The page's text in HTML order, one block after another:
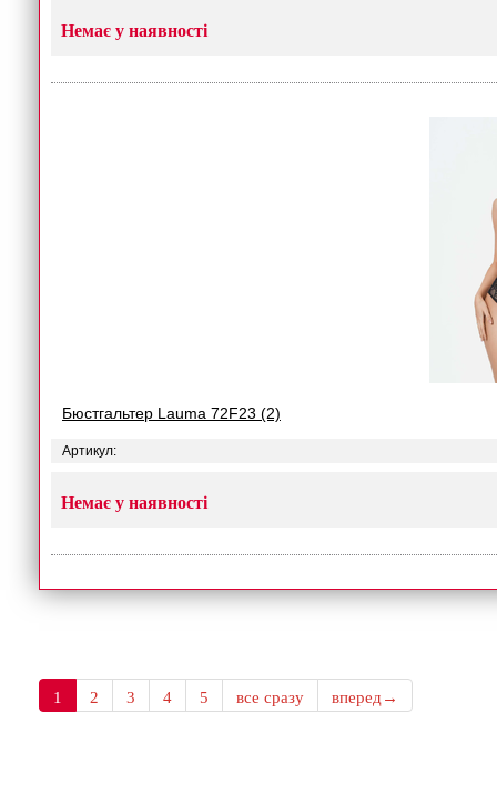
Немає у наявності
Бюстгальтер Lauma 72F23 (2)
Артикул:
Немає у наявності
1 2 3 4 5 все сразу вперед→